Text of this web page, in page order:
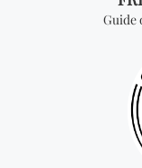
devenir un
un